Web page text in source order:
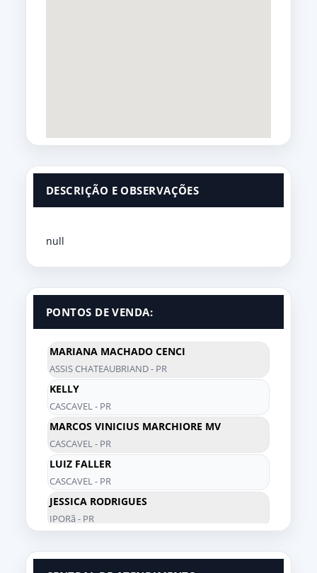
DESCRIÇÃO E OBSERVAÇÕES
null
PONTOS DE VENDA:
MARIANA MACHADO CENCI
ASSIS CHATEAUBRIAND - PR
KELLY
CASCAVEL - PR
MARCOS VINICIUS MARCHIORE MV
CASCAVEL - PR
LUIZ FALLER
CASCAVEL - PR
JESSICA RODRIGUES
IPORã - PR
TOLEDO - PR